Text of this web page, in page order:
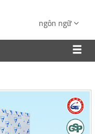
ngôn ngữ